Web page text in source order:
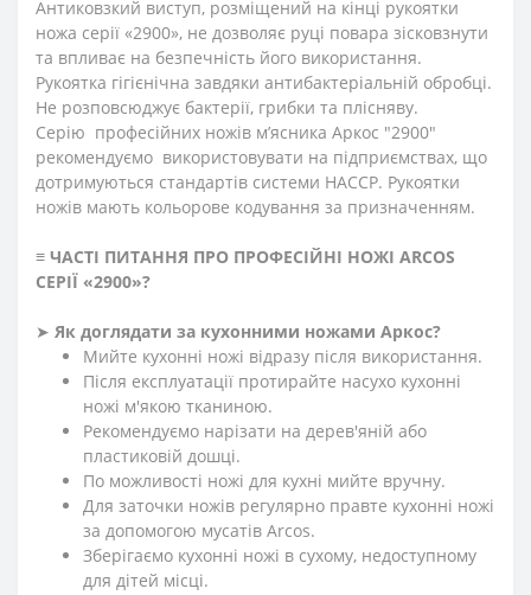
Антиковзкий виступ, розміщений на кінці рукоятки
ножа серії «2900», не дозволяє руці повара зісковзнути
та впливає на безпечність його використання.
Рукоятка гігієнічна завдяки антибактеріальній обробці.
Не розповсюджує бактерії, грибки та плісняву.
Серію професійних ножів м’ясника Аркос "2900"
рекомендуємо використовувати на підприємствах, що
дотримуються стандартів системи HACCP. Рукоятки
ножів мають кольорове кодування за призначенням.
≡ ЧАСТІ ПИТАННЯ ПРО ПРОФЕСІЙНІ НОЖІ ARCOS
СЕРІЇ «2900»?
➤ Як доглядати за кухонними ножами Аркос?
Мийте кухонні ножі відразу після використання.
Після експлуатації протирайте насухо кухонні
ножі м'якою тканиною.
Рекомендуємо нарізати на дерев'яній або
пластиковій дошці.
По можливості ножі для кухні мийте вручну.
Для заточки ножів регулярно правте кухонні ножі
за допомогою мусатів Arcos.
Зберігаємо кухонні ножі в сухому, недоступному
для дітей місці.